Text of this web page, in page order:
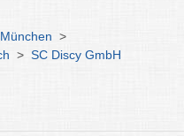
>
> SC Discy GmbH